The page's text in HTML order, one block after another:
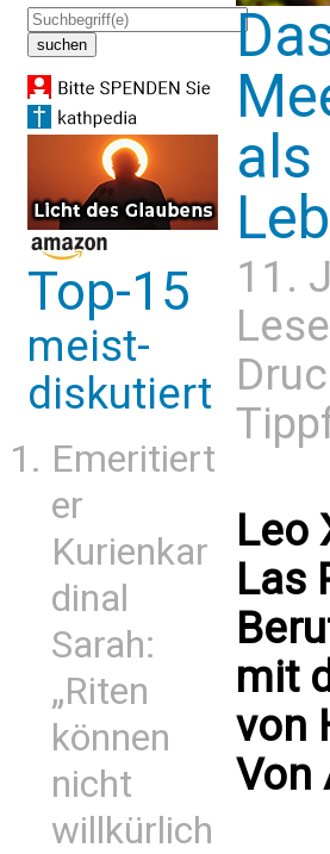
Top-15
meist-
diskutiert
Emeritiert
er
Kurienkar
dinal
Sarah:
„Riten
können
nicht
willkürlich
als
11.
Leo
Las
mit
von
Von